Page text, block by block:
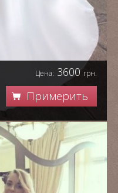
Цена: 3600грн.
Примерить